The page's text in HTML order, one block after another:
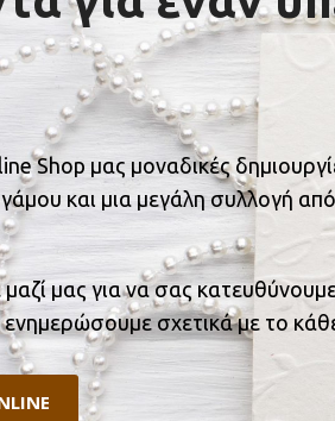
Shop μας μοναδικές
και μια μεγάλη συλλογή
μαζί μας για να σας
σχετικά με το